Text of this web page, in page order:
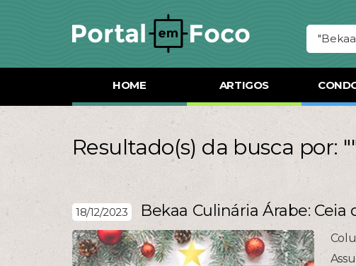
HOME ARTIGOS
Resultado(s) da busca por:
18/12/2023 Bekaa Culinária Árabe: